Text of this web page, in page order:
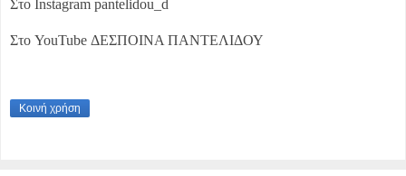
Στο Instagram pantelidou_d
Στο YouTube ΔΕΣΠΟΙΝΑ ΠΑΝΤΕΛΙΔΟΥ
Κοινή χρήση